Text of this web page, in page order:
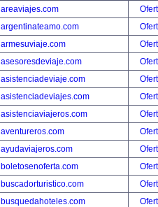
areaviajes.com
argentinateamo.com
armesuviaje.com
asesoresdeviaje.com
asistenciadeviaje.com
asistenciadeviajes.com
asistenciaviajeros.com
aventureros.com
ayudaviajeros.com
boletosenoferta.com
buscadorturistico.com
busquedahoteles.com